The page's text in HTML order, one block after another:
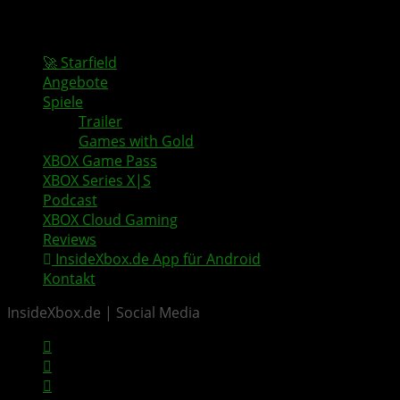
🚀 Starfield
Angebote
Spiele
Trailer
Games with Gold
XBOX Game Pass
XBOX Series X|S
Podcast
XBOX Cloud Gaming
Reviews
InsideXbox.de App für Android
Kontakt
InsideXbox.de | Social Media